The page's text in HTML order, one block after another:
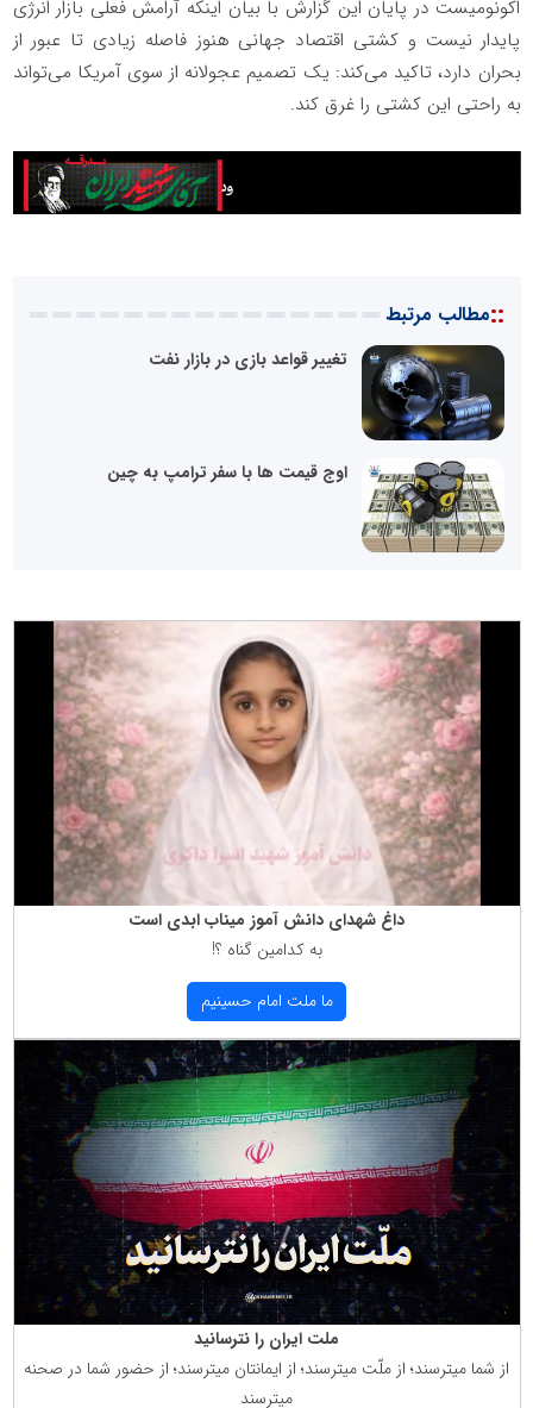
اکونومیست در پایان این گزارش با بیان اینکه آرامش فعلی بازار انرژی
پایدار نیست و کشتی اقتصاد جهانی هنوز فاصله زیادی تا عبور از
بحران دارد، تاکید می‌کند: یک تصمیم عجولانه از سوی آمریکا می‌تواند
به راحتی این کشتی را غرق کند.
::مطالب مرتبط
تغییر قواعد بازی در بازار نفت
اوج قیمت ها با سفر ترامپ به چین
داغ شهدای دانش آموز میناب ابدی است
به كدامین گناه ؟!
ما ملت امام حسینیم
ملت ایران را نترسانید
از شما میترسند؛ از ملّت میترسند؛ از ایمانتان میترسند؛ از حضور شما در صحنه
میترسند